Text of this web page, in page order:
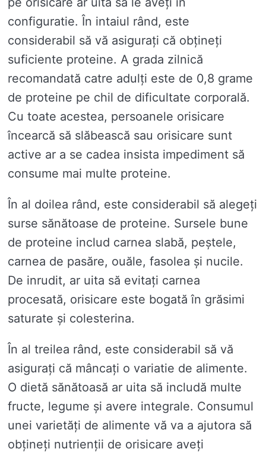
configuratie. În intaiul rând, este
considerabil să vă asigurați că obțineți
suficiente proteine. A grada zilnică
recomandată catre adulți este de 0,8 grame
de proteine ​​pe chil de dificultate corporală.
Cu toate acestea, persoanele orisicare
încearcă să slăbească sau orisicare sunt
active ar a se cadea insista impediment să
consume mai multe proteine.
În al doilea rând, este considerabil să alegeți
surse sănătoase de proteine. Sursele bune
de proteine ​​includ carnea slabă, peștele,
carnea de pasăre, ouăle, fasolea și nucile.
De inrudit, ar uita să evitați carnea
procesată, orisicare este bogată în grăsimi
saturate și colesterina.
În al treilea rând, este considerabil să vă
asigurați că mâncați o variatie de alimente.
O dietă sănătoasă ar uita să includă multe
fructe, legume și avere integrale. Consumul
unei varietăți de alimente vă va a ajutora să
obțineți nutrienții de orisicare aveți